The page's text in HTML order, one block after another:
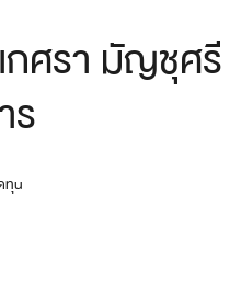
กศรา มัญชุศรี
ร
ทุน